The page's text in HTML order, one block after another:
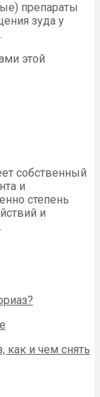
препараты
зуда у
этой
собственный
и
степень
и